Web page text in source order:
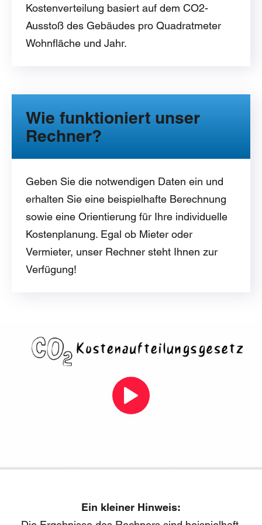
Kostenverteilung basiert auf dem CO2-
Ausstoß des Gebäudes pro Quadratmeter
Wohnfläche und Jahr.
Wie funktioniert unser
Rechner?
Geben Sie die notwendigen Daten ein und
erhalten Sie eine beispielhafte Berechnung
sowie eine Orientierung für Ihre individuelle
Kostenplanung. Egal ob Mieter oder
Vermieter, unser Rechner steht Ihnen zur
Verfügung!
Ein kleiner Hinweis: